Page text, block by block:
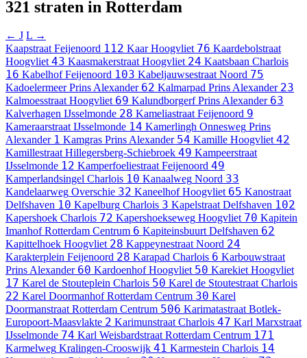
321 straten in Rotterdam
← J L →
Kaapstraat Feijenoord 112 Kaar Hoogvliet 76 Kaardebolstraat
Hoogvliet 43 Kaasmakerstraat Hoogvliet 24 Kaatsbaan Charlois
16 Kabelhof Feijenoord 103 Kabeljauwsestraat Noord 75
Kadoelermeer Prins Alexander 62 Kalmarpad Prins Alexander 23
Kalmoesstraat Hoogvliet 69 Kalundborgerf Prins Alexander 63
Kalverhagen IJsselmonde 28 Kameliastraat Feijenoord 9
Kameraarstraat IJsselmonde 14 Kamerlingh Onnesweg Prins
Alexander 1 Kamgras Prins Alexander 54 Kamille Hoogvliet 42
Kamillestraat Hillegersberg-Schiebroek 49 Kampeerstraat
IJsselmonde 12 Kamperfoeliestraat Feijenoord 49
Kamperlandsingel Charlois 10 Kanaalweg Noord 33
Kandelaarweg Overschie 32 Kaneelhof Hoogvliet 65 Kanostraat
Delfshaven 10 Kapelburg Charlois 3 Kapelstraat Delfshaven 102
Kapershoek Charlois 72 Kapershoekseweg Hoogvliet 70 Kapitein
Imanhof Rotterdam Centrum 6 Kapiteinsbuurt Delfshaven 62
Kapittelhoek Hoogvliet 28 Kappeynestraat Noord 24
Karakterplein Feijenoord 28 Karapad Charlois 6 Karbouwstraat
Prins Alexander 60 Kardoenhof Hoogvliet 50 Karekiet Hoogvliet
17 Karel de Stouteplein Charlois 50 Karel de Stoutestraat Charlois
22 Karel Doormanhof Rotterdam Centrum 30 Karel
Doormanstraat Rotterdam Centrum 506 Karimatastraat Botlek-
Europoort-Maasvlakte 2 Karimunstraat Charlois 47 Karl Marxstraat
IJsselmonde 74 Karl Weisbardstraat Rotterdam Centrum 171
Karmelweg Kralingen-Crooswijk 41 Karmestein Charlois 14